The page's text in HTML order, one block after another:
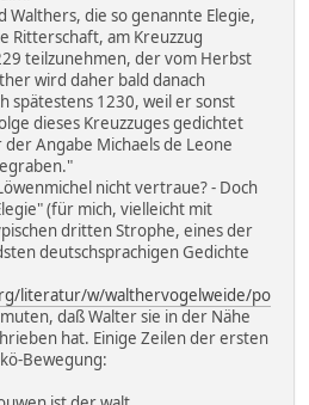
Walthers, die so genannte Elegie,
Ritterschaft, am Kreuzzug
teilzunehmen, der vom Herbst
wird daher bald danach
spätestens 1230, weil er sonst
dieses Kreuzzuges gedichtet
Angabe Michaels de Leone
nicht vertraue? - Doch
(für mich, vielleicht mit
dritten Strophe, eines der
deutschsprachigen Gedichte
literatur/w/walthervogelweide/po
daß Walter sie in der Nähe
hat. Einige Zeilen der ersten
Bewegung: